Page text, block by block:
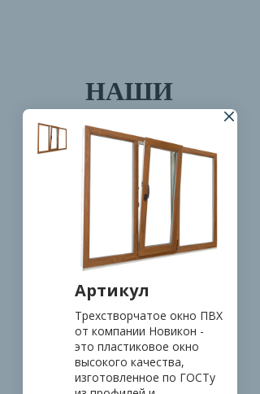
НАШИ
ПАРТНЕРЫ
Артикул
Трехстворчатое окно ПВХ
от компании Новикон -
это пластиковое окно
высокого качества,
изготовленное по ГОСТу